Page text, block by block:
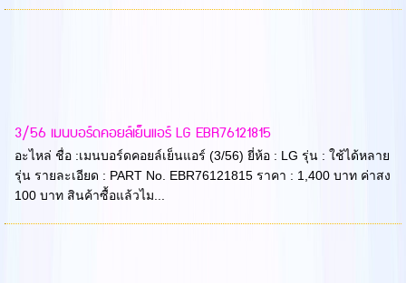
3/56 เมนบอร์ดคอยล์เย็นแอร์ LG EBR76121815
อะไหล่ ชื่อ :เมนบอร์ดคอยล์เย็นแอร์ (3/56) ยี่ห้อ : LG รุ่น : ใช้ได้หลาย
รุ่น รายละเอียด : PART No. EBR76121815 ราคา : 1,400 บาท ค่าสง
100 บาท สินค้าซื้อแล้วไม...